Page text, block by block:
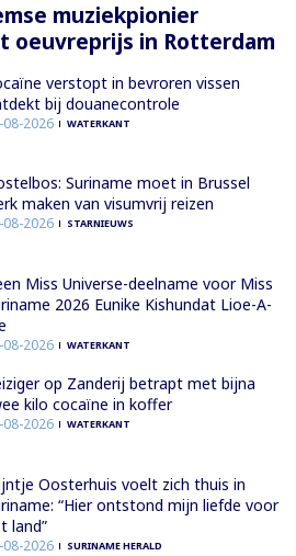
muziekpionier
oeuvreprijs in Rotterdam
verstopt in bevroren vissen
bij douanecontrole
08-2026 WATERKANT
Suriname moet in Brussel
maken van visumvrij reizen
08-2026 STARNIEUWS
Miss Universe-deelname voor Miss
2026 Eunike Kishundat Lioe-A-
08-2026 WATERKANT
op Zanderij betrapt met bijna
kilo cocaïne in koffer
08-2026 WATERKANT
Oosterhuis voelt zich thuis in
“Hier ontstond mijn liefde voor
land”
08-2026 SURINAME HERALD